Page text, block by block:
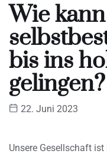
Wie
bis ins
gelingen?
22. Juni 2023
Unsere Gesellschaft